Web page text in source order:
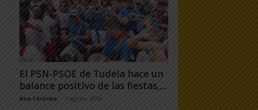
El PSN-PSOE de Tudela hace un
balance positivo de las fiestas,...
Ana Córdoba - 1 agosto, 2026